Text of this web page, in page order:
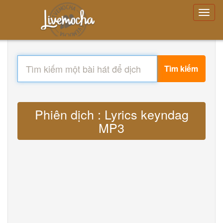
Tìm kiếm
Phiên dịch : Lyrics keyndag
MP3